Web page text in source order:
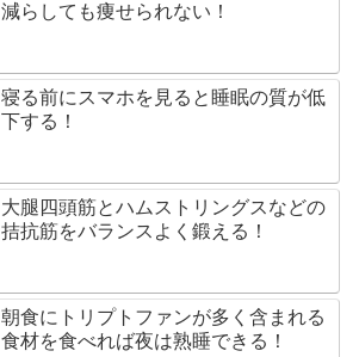
減らしても痩せられない！
寝る前にスマホを見ると睡眠の質が低
下する！
大腿四頭筋とハムストリングスなどの
拮抗筋をバランスよく鍛える！
朝食にトリプトファンが多く含まれる
食材を食べれば夜は熟睡できる！